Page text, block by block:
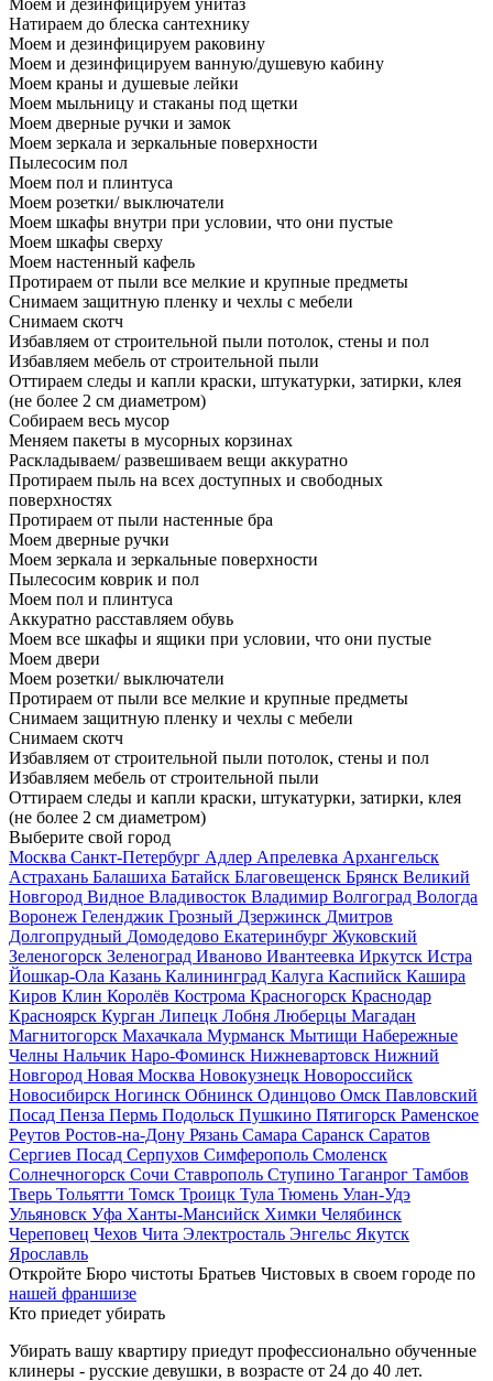
Моем и дезинфицируем унитаз
Натираем до блеска сантехнику
Моем и дезинфицируем раковину
Моем и дезинфицируем ванную/душевую кабину
Моем краны и душевые лейки
Моем мыльницу и стаканы под щетки
Моем дверные ручки и замок
Моем зеркала и зеркальные поверхности
Пылесосим пол
Моем пол и плинтуса
Моем розетки/ выключатели
Моем шкафы внутри при условии, что они пустые
Моем шкафы сверху
Моем настенный кафель
Протираем от пыли все мелкие и крупные предметы
Снимаем защитную пленку и чехлы с мебели
Снимаем скотч
Избавляем от строительной пыли потолок, стены и пол
Избавляем мебель от строительной пыли
Оттираем следы и капли краски, штукатурки, затирки, клея
(не более 2 см диаметром)
Собираем весь мусор
Меняем пакеты в мусорных корзинах
Раскладываем/ развешиваем вещи аккуратно
Протираем пыль на всех доступных и свободных
поверхностях
Протираем от пыли настенные бра
Моем дверные ручки
Моем зеркала и зеркальные поверхности
Пылесосим коврик и пол
Моем пол и плинтуса
Аккуратно расставляем обувь
Моем все шкафы и ящики при условии, что они пустые
Моем двери
Моем розетки/ выключатели
Протираем от пыли все мелкие и крупные предметы
Снимаем защитную пленку и чехлы с мебели
Снимаем скотч
Избавляем от строительной пыли потолок, стены и пол
Избавляем мебель от строительной пыли
Оттираем следы и капли краски, штукатурки, затирки, клея
(не более 2 см диаметром)
Выберите свой город
Москва Санкт-Петербург Адлер Апрелевка Архангельск
Астрахань Балашиха Батайск Благовещенск Брянск Великий
Новгород Видное Владивосток Владимир Волгоград Вологда
Воронеж Геленджик Грозный Дзержинск Дмитров
Долгопрудный Домодедово Екатеринбург Жуковский
Зеленогорск Зеленоград Иваново Ивантеевка Иркутск Истра
Йошкар-Ола Казань Калининград Калуга Каспийск Кашира
Киров Клин Королёв Кострома Красногорск Краснодар
Красноярск Курган Липецк Лобня Люберцы Магадан
Магнитогорск Махачкала Мурманск Мытищи Набережные
Челны Нальчик Наро-Фоминск Нижневартовск Нижний
Новгород Новая Москва Новокузнецк Новороссийск
Новосибирск Ногинск Обнинск Одинцово Омск Павловский
Посад Пенза Пермь Подольск Пушкино Пятигорск Раменское
Реутов Ростов-на-Дону Рязань Самара Саранск Саратов
Сергиев Посад Серпухов Симферополь Смоленск
Солнечногорск Сочи Ставрополь Ступино Таганрог Тамбов
Тверь Тольятти Томск Троицк Тула Тюмень Улан-Удэ
Ульяновск Уфа Ханты-Мансийск Химки Челябинск
Череповец Чехов Чита Электросталь Энгельс Якутск
Ярославль
Откройте Бюро чистоты Братьев Чистовых в своем городе по
нашей франшизе
Кто приедет убирать
Убирать вашу квартиру приедут профессионально обученные
клинеры - русские девушки, в возрасте от 24 до 40 лет.